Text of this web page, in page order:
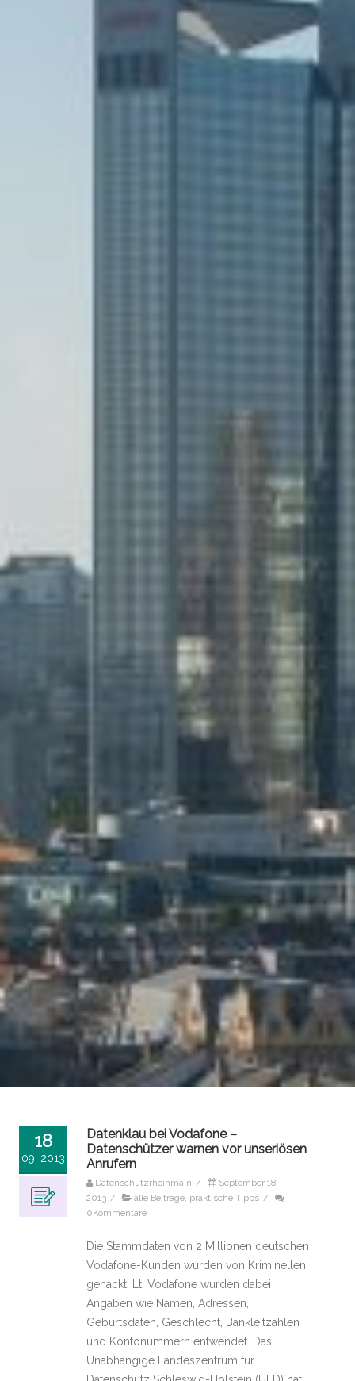
18
09, 2013
Datenklau bei Vodafone –
Datenschützer warnen vor unseriösen
Anrufern
Datenschutzrheinmain /
September 18,
2013 / alle Beiträge, praktische Tipps /
0Kommentare
Die Stammdaten von 2 Millionen deutschen
Vodafone-Kunden wurden von Kriminellen
gehackt. Lt. Vodafone wurden dabei
Angaben wie Namen, Adressen,
Geburtsdaten, Geschlecht, Bankleitzahlen
und Kontonummern entwendet. Das
Unabhängige Landeszentrum für